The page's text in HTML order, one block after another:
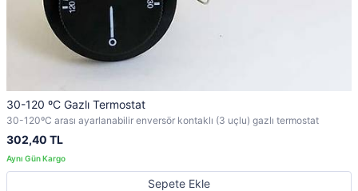
30-120 ºC Gazlı Termostat
30-120ºC arası ayarlanabilir enversör kontaklı (3 uçlu) gazlı termostat
302,40 TL
Sepete Ekle